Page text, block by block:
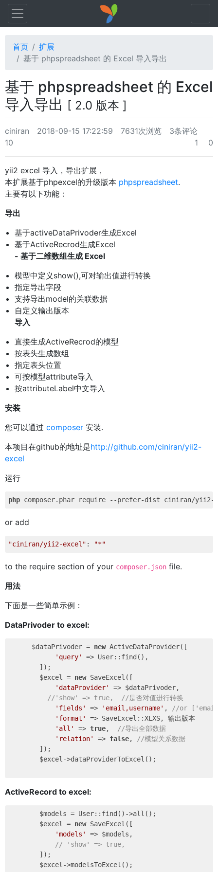
首页
扩展
基于 phpspreadsheet 的 Excel 导入导出
基于 phpspreadsheet 的 Excel
导入导出 [ 2.0 版本 ]
ciniran 2018-09-15 17:22:59 7631次浏览
3条评论
10
1 0
yii2 excel 导入，导出扩展，
本扩展基于phpexcel的升级版本 phpspreadsheet.
主要有以下功能：
导出
基于activeDataPrivoder生成Excel
基于ActiveRecrod生成Excel
- 基于二维数组生成 Excel
模型中定义show(),可对输出值进行转换
指定导出字段
支持导出model的关联数据
自定义输出版本
导入
直接生成ActiveRecrod的模型
按表头生成数组
指定表头位置
可按模型attribute导入
按attributeLabel中文导入
安装
您可以通过 composer 安装.
本项目在github的地址是http://github.com/ciniran/yii2-
excel
运行
php composer.phar require --prefer-dist ciniran/yii2-
or add
"ciniran/yii2-excel" : "*"
to the require section of your composer.json file.
用法
下面是一些简单示例：
DataPrivoder to excel:
      $dataPrivoder =
new ActiveDataProvider([
'query'
=> User::find(),
        ]);
        $excel =
new SaveExcel([
'dataProvider'
=> $dataPrivoder,
//'show' => true,  //是否对值进行转换
'fields'
=> 'email,username' ,
//or
'format'
=> SaveExcel::XLXS, 输出版本
'all'
=> true,
//导出全部数据
'relation'
=> false,
//模型关系数据
        ]);
        $excel->dataProviderToExcel();
ActiveRecord to excel:
        $models = User::find()->all();
        $excel =
new SaveExcel([
'models'
=> $models,
// 'show' => true,
        ]);